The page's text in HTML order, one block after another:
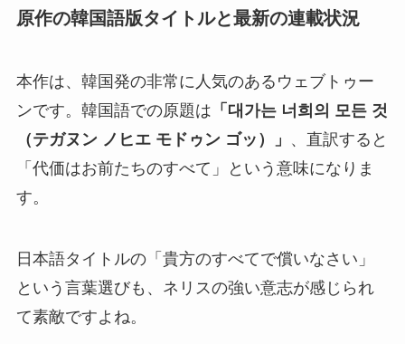
原作の韓国語版タイトルと最新の連載状況
本作は、韓国発の非常に人気のあるウェブトゥー
ンです。韓国語での原題は 「대가는 너희의 모든 것
（テガヌン ノヒエ モドゥン ゴッ）」 、直訳すると
「代価はお前たちのすべて」という意味になりま
す。
日本語タイトルの「貴方のすべてで償いなさい」
という言葉選びも、ネリスの強い意志が感じられ
て素敵ですよね。